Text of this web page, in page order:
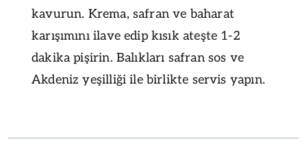
kavurun. Krema, safran ve baharat
karışımını ilave edip kısık ateşte 1-2
dakika pişirin. Balıkları safran sos ve
Akdeniz yeşilliği ile birlikte servis yapın.